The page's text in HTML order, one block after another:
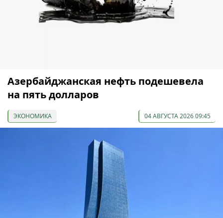
Азербайджанская нефть подешевела
на пять долларов
ЭКОНОМИКА 04 АВГУСТА 2026 09:45